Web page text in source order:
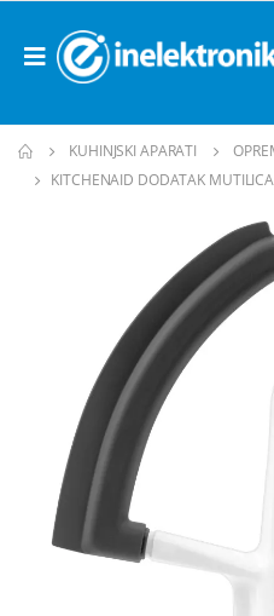
KUHINJSKI APARATI
KITCHENAID DODATAK